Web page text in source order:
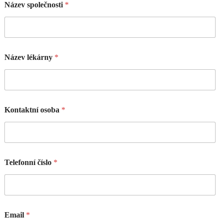
Název společnosti *
Název lékárny *
Kontaktní osoba *
Telefonní číslo *
Email *